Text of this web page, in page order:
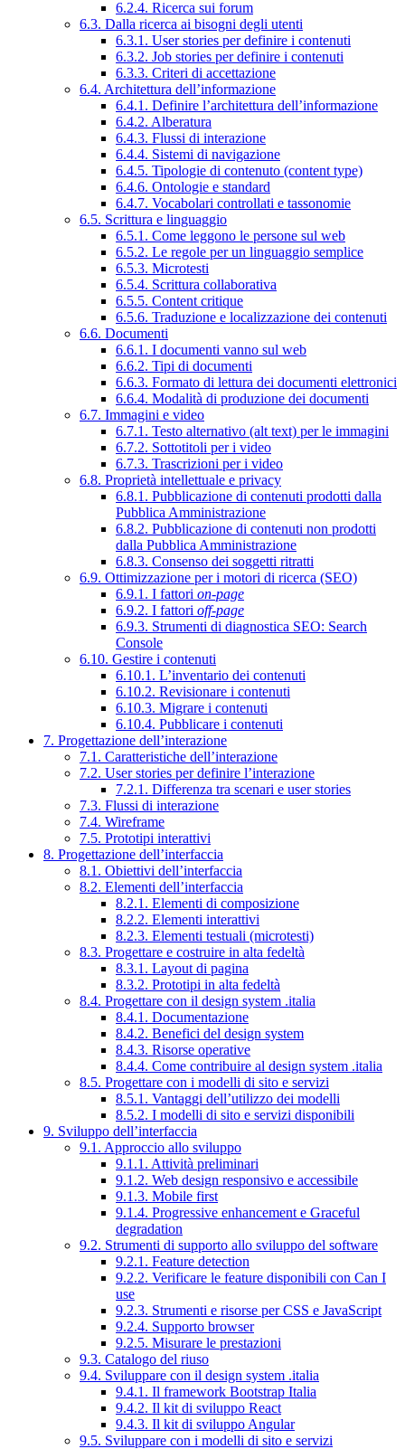
6.2.4. Ricerca sui forum
6.3. Dalla ricerca ai bisogni degli utenti
6.3.1. User stories per definire i contenuti
6.3.2. Job stories per definire i contenuti
6.3.3. Criteri di accettazione
6.4. Architettura dell’informazione
6.4.1. Definire l’architettura dell’informazione
6.4.2. Alberatura
6.4.3. Flussi di interazione
6.4.4. Sistemi di navigazione
6.4.5. Tipologie di contenuto (content type)
6.4.6. Ontologie e standard
6.4.7. Vocabolari controllati e tassonomie
6.5. Scrittura e linguaggio
6.5.1. Come leggono le persone sul web
6.5.2. Le regole per un linguaggio semplice
6.5.3. Microtesti
6.5.4. Scrittura collaborativa
6.5.5. Content critique
6.5.6. Traduzione e localizzazione dei contenuti
6.6. Documenti
6.6.1. I documenti vanno sul web
6.6.2. Tipi di documenti
6.6.3. Formato di lettura dei documenti elettronici
6.6.4. Modalità di produzione dei documenti
6.7. Immagini e video
6.7.1. Testo alternativo (alt text) per le immagini
6.7.2. Sottotitoli per i video
6.7.3. Trascrizioni per i video
6.8. Proprietà intellettuale e privacy
6.8.1. Pubblicazione di contenuti prodotti dalla
Pubblica Amministrazione
6.8.2. Pubblicazione di contenuti non prodotti
dalla Pubblica Amministrazione
6.8.3. Consenso dei soggetti ritratti
6.9. Ottimizzazione per i motori di ricerca (SEO)
6.9.1. I fattori on-page
6.9.2. I fattori off-page
6.9.3. Strumenti di diagnostica SEO: Search
Console
6.10. Gestire i contenuti
6.10.1. L’inventario dei contenuti
6.10.2. Revisionare i contenuti
6.10.3. Migrare i contenuti
6.10.4. Pubblicare i contenuti
7. Progettazione dell’interazione
7.1. Caratteristiche dell’interazione
7.2. User stories per definire l’interazione
7.2.1. Differenza tra scenari e user stories
7.3. Flussi di interazione
7.4. Wireframe
7.5. Prototipi interattivi
8. Progettazione dell’interfaccia
8.1. Obiettivi dell’interfaccia
8.2. Elementi dell’interfaccia
8.2.1. Elementi di composizione
8.2.2. Elementi interattivi
8.2.3. Elementi testuali (microtesti)
8.3. Progettare e costruire in alta fedeltà
8.3.1. Layout di pagina
8.3.2. Prototipi in alta fedeltà
8.4. Progettare con il design system .italia
8.4.1. Documentazione
8.4.2. Benefici del design system
8.4.3. Risorse operative
8.4.4. Come contribuire al design system .italia
8.5. Progettare con i modelli di sito e servizi
8.5.1. Vantaggi dell’utilizzo dei modelli
8.5.2. I modelli di sito e servizi disponibili
9. Sviluppo dell’interfaccia
9.1. Approccio allo sviluppo
9.1.1. Attività preliminari
9.1.2. Web design responsivo e accessibile
9.1.3. Mobile first
9.1.4. Progressive enhancement e Graceful
degradation
9.2. Strumenti di supporto allo sviluppo del software
9.2.1. Feature detection
9.2.2. Verificare le feature disponibili con Can I
use
9.2.3. Strumenti e risorse per CSS e JavaScript
9.2.4. Supporto browser
9.2.5. Misurare le prestazioni
9.3. Catalogo del riuso
9.4. Sviluppare con il design system .italia
9.4.1. Il framework Bootstrap Italia
9.4.2. Il kit di sviluppo React
9.4.3. Il kit di sviluppo Angular
9.5. Sviluppare con i modelli di sito e servizi